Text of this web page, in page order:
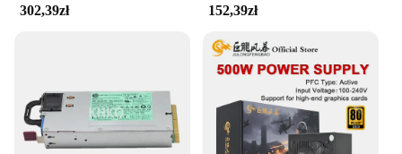
302,39zł 152,39zł